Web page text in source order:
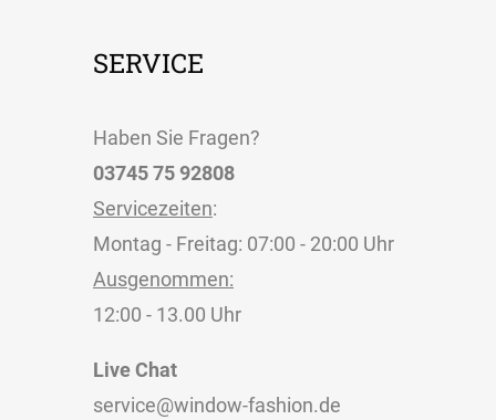
SERVICE
Haben Sie Fragen?
03745 75 92808
Servicezeiten:
Montag - Freitag: 07:00 - 20:00 Uhr
Ausgenommen:
12:00 - 13.00 Uhr
Live Chat
service@window-fashion.de